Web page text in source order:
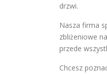
drzwi.
Nasza firma
zbliżeniowe
przede
Chcesz